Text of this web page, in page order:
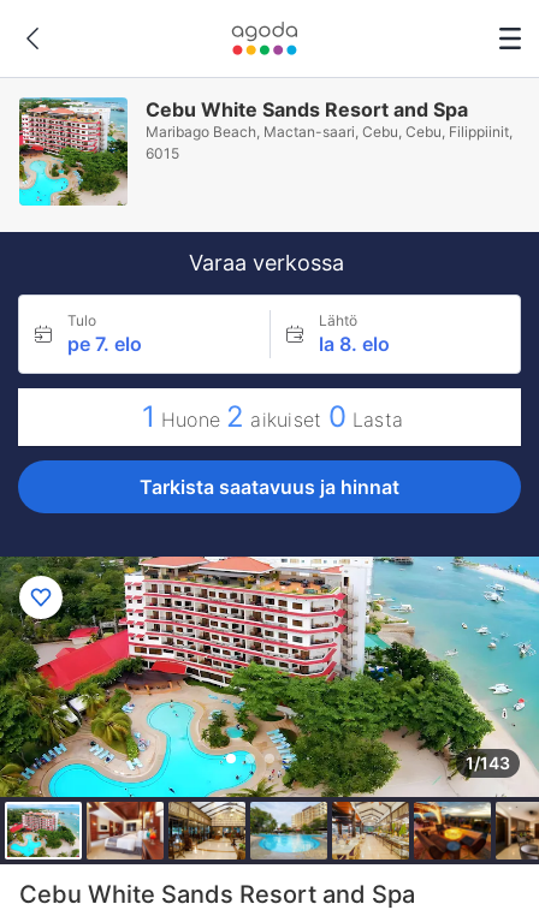
Cebu White Sands Resort and Spa
Maribago Beach, Mactan-saari, Cebu, Cebu, Filippiinit,
6015
Varaa verkossa
Tulo
pe 7. elo
Lähtö
la 8. elo
1 Huone 2 aikuiset 0 Lasta
Tarkista saatavuus ja hinnat
1/143
Cebu White Sands Resort and Spa
Tähtiluokitus 4 tähteä